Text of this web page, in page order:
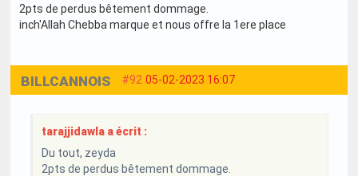
2pts de perdus bêtement dommage.
inch'Allah Chebba marque et nous offre la 1ere place
#92 05-02-2023 16:07
BILLCANNOIS
tarajjidawla a écrit :
Du tout, zeyda
2pts de perdus bêtement dommage.